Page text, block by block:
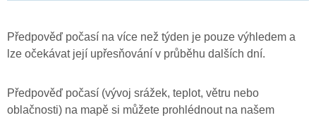
Předpověď počasí na více než týden je pouze výhledem a
lze očekávat její upřesňování v průběhu dalších dní.
Předpověď počasí (vývoj srážek, teplot, větru nebo
oblačnosti) na mapě si můžete prohlédnout na našem